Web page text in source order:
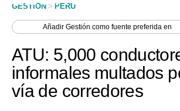
Economía
Mercados
GESTION > PERU
AñadirGestión como fuente preferida en
ATU: 5,000
informales multados
vía de corredores